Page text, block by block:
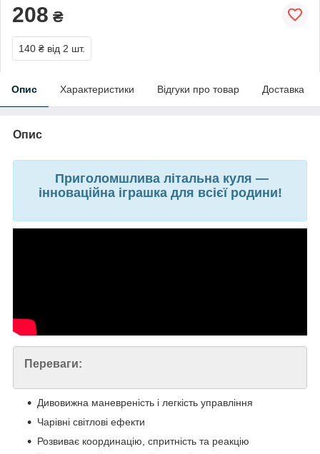
208 ₴
140 ₴ від 2 шт.
Опис Характеристики Відгуки про товар Доставка
Опис
Приголомшлива літальна куля —
інноваційна іграшка для всієї родини!
Переваги:
Дивовижна маневреність і легкість управління
Чарівні світлові ефекти
Розвиває координацію, спритність та реакцію